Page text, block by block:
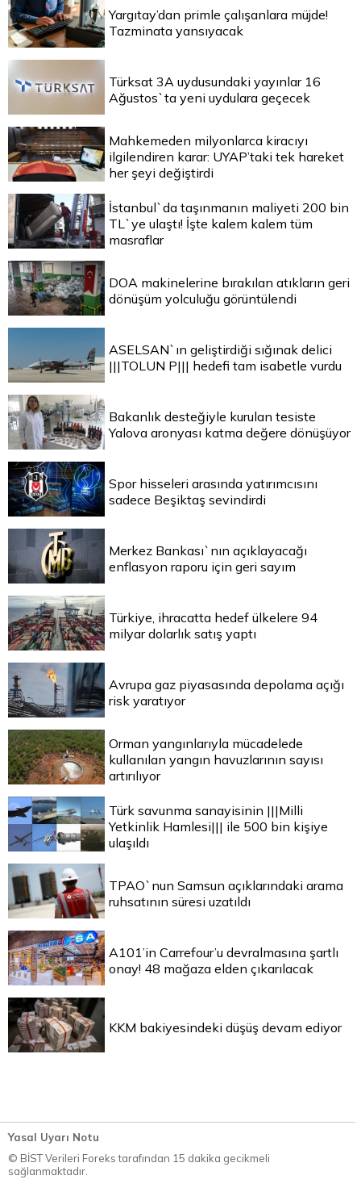
Yargıtay’dan primle çalışanlara müjde!
Tazminata yansıyacak
Türksat 3A uydusundaki yayınlar 16
Ağustos`ta yeni uydulara geçecek
Mahkemeden milyonlarca kiracıyı
ilgilendiren karar: UYAP’taki tek hareket
her şeyi değiştirdi
İstanbul`da taşınmanın maliyeti 200 bin
TL`ye ulaştı! İşte kalem kalem tüm
masraflar
DOA makinelerine bırakılan atıkların geri
dönüşüm yolculuğu görüntülendi
ASELSAN`ın geliştirdiği sığınak delici
|||TOLUN P||| hedefi tam isabetle vurdu
Bakanlık desteğiyle kurulan tesiste
Yalova aronyası katma değere dönüşüyor
Spor hisseleri arasında yatırımcısını
sadece Beşiktaş sevindirdi
Merkez Bankası`nın açıklayacağı
enflasyon raporu için geri sayım
Türkiye, ihracatta hedef ülkelere 94
milyar dolarlık satış yaptı
Avrupa gaz piyasasında depolama açığı
risk yaratıyor
Orman yangınlarıyla mücadelede
kullanılan yangın havuzlarının sayısı
artırılıyor
Türk savunma sanayisinin |||Milli
Yetkinlik Hamlesi||| ile 500 bin kişiye
ulaşıldı
TPAO`nun Samsun açıklarındaki arama
ruhsatının süresi uzatıldı
A101’in Carrefour’u devralmasına şartlı
onay! 48 mağaza elden çıkarılacak
KKM bakiyesindeki düşüş devam ediyor
Yasal Uyarı Notu
© BİST Verileri Foreks tarafından 15 dakika gecikmeli
sağlanmaktadır.